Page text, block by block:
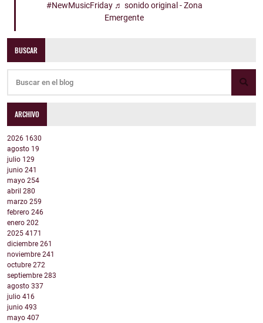
#NewMusicFriday ♬ sonido original - Zona
Emergente
BUSCAR
ARCHIVO
2026 1630
agosto 19
julio 129
junio 241
mayo 254
abril 280
marzo 259
febrero 246
enero 202
2025 4171
diciembre 261
noviembre 241
octubre 272
septiembre 283
agosto 337
julio 416
junio 493
mayo 407